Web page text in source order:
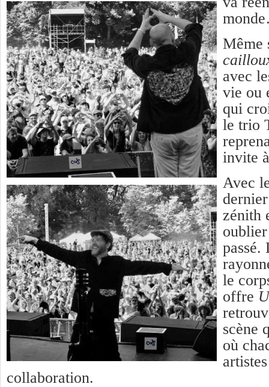
Même
avec
vie ou
qui
le trio
invite
Avec
zénith
passé.
le
offre
scène
où
collaboration.